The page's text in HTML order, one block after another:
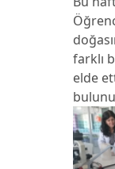
farklı
elde